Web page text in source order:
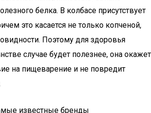
белка. В колбасе присутствует
это касается не только копченой,
Поэтому для здоровья
случае будет полезнее, она окажет
на пищеварение и не повредит
известные бренды